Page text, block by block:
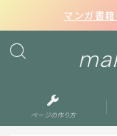
マンガ書
ページの作り方